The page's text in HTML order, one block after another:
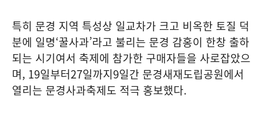
특히 문경 지역 특성상 일교차가 크고 비옥한 토질 덕
분에 일명‘꿀사과’라고 불리는 문경 감홍이 한창 출하
되는 시기여서 축제에 참가한 구매자들을 사로잡았으
며, 19일부터27일까지9일간 문경새재도립공원에서
열리는 문경사과축제도 적극 홍보했다.